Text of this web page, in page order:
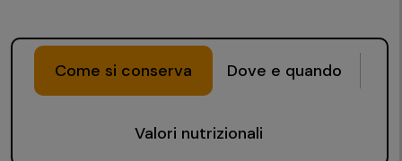
Come si conserva Dove e quando
Valori nutrizionali